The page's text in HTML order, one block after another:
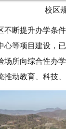
校区
不断提升办学条
等项目建设，
场所向综合性办
推动教育、科技